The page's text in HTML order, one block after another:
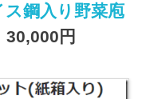
ス鋼入り野菜庖
30,000円